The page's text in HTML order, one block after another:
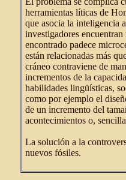
herramientas líticas de
que asocia la inteligencia
investigadores
encontrado padece
están relacionadas más
cráneo contraviene de
incrementos de la
habilidades lingüísticas,
como por ejemplo el
de un incremento del
acontecimientos o,
La solución a la
nuevos fósiles.